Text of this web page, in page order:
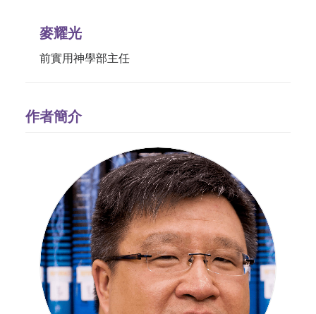
麥耀光
前實用神學部主任
作者簡介